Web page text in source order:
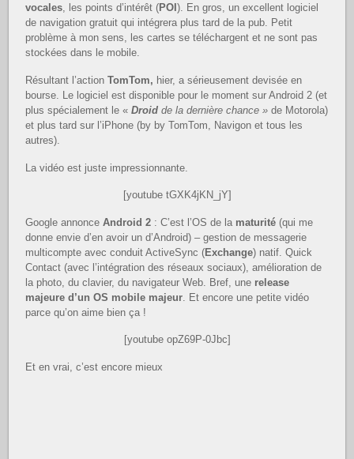
vocales, les points d’intérêt (POI). En gros, un excellent logiciel
de navigation gratuit qui intégrera plus tard de la pub. Petit
problème à mon sens, les cartes se téléchargent et ne sont pas
stockées dans le mobile.
Résultant l’actionTomTom, hier, a sérieusement devisée en
bourse. Le logiciel est disponible pour le moment sur Android 2 (et
plus spécialement le «Droid de la dernière chance » de Motorola)
et plus tard sur l’iPhone (by by TomTom, Navigon et tous les
autres).
La vidéo est juste impressionnante.
[youtube tGXK4jKN_jY]
Google annonceAndroid 2 : C’est l’OS de la maturité (qui me
donne envie d’en avoir un d’Android) – gestion de messagerie
multicompte avec conduit ActiveSync (Exchange) natif. Quick
Contact (avec l’intégration des réseaux sociaux), amélioration de
la photo, du clavier, du navigateur Web. Bref, une release
majeure d’un OS mobile majeur . Et encore une petite vidéo
parce qu’on aime bien ça !
[youtube opZ69P-0Jbc]
Et en vrai, c’est encore mieux